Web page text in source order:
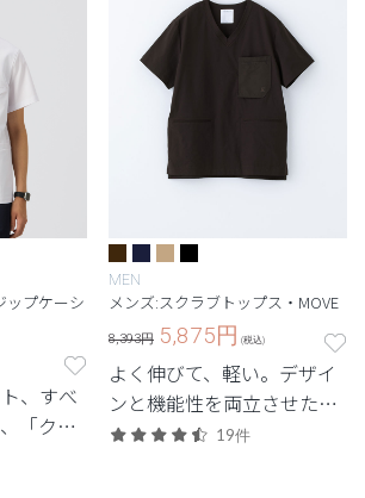
ップケーシ
、すべ
「クラ
たケー
MEN
メンズ:スクラブトップス・MOVE
8,393円 5,875円 (税込)
よく伸びて、軽い。デザイ
ンと機能性を両立させた定
番・高機能モデル。
19件